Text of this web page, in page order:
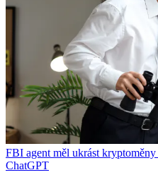
FBI agent měl ukrást
ChatGPT